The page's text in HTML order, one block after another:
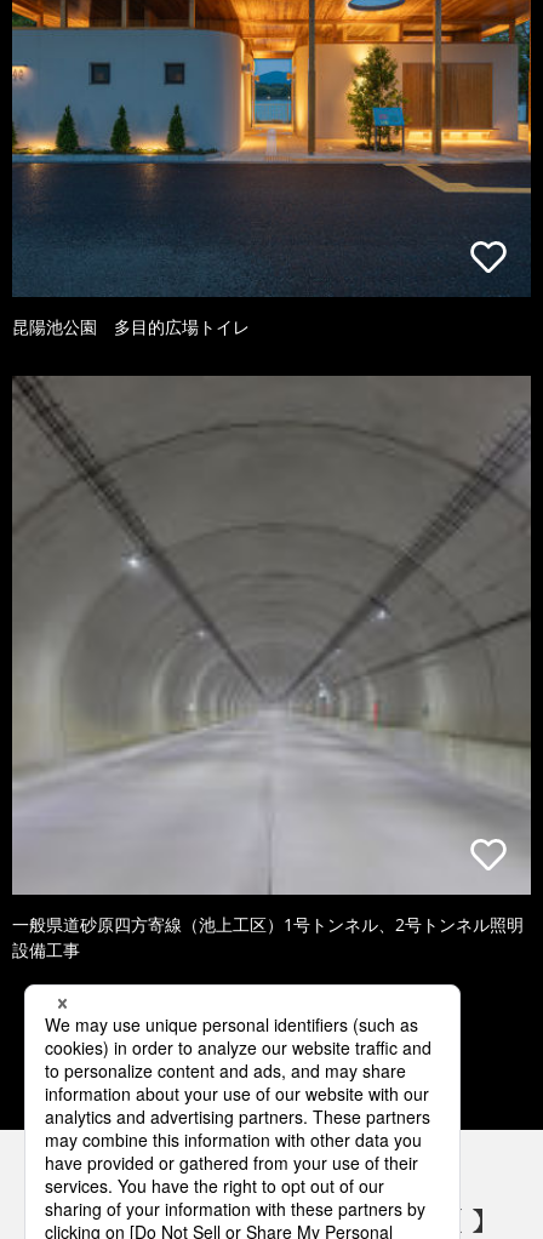
昆陽池公園 多目的広場トイレ
一般県道砂原四方寄線（池上工区）1号トンネル、2号トンネル照明
設備工事
1 2 3 4 5
パナソニックの電気設備 SNSアカウント